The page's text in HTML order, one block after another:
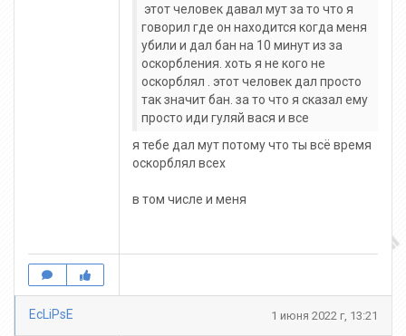
этот человек давал мут за то что я
говорил где он находится когда меня
убили и дал бан на 10 минут из за
оскорбления. хоть я не кого не
оскорблял . этот человек дал просто
так значит бан. за то что я сказал ему
просто иди гуляй вася и все
я тебе дал мут потому что ты всё время
оскорблял всех
в том числе и меня
EcLiPsE 1 июня 2022 г, 13:21